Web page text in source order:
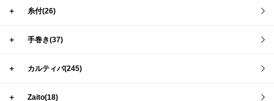
＋ 糸付(26)
＋ 手巻き(37)
＋ カルティバ(245)
＋ Zaito(18)